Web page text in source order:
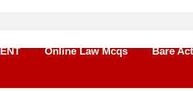
Online Law Mcqs Bare